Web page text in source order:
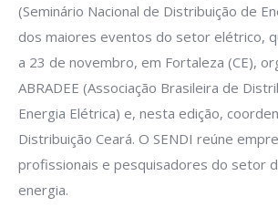
(Seminário Nacional de Distribuição de
dos maiores eventos do setor elétrico,
a 23 de novembro, em Fortaleza (CE),
ABRADEE (Associação Brasileira de
Energia Elétrica) e, nesta edição,
Distribuição Ceará. O SENDI reúne
profissionais e pesquisadores do setor
energia.